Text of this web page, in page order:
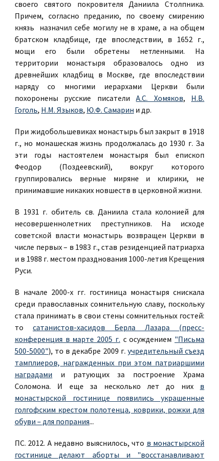
своего святого покровителя Даниила Столпника.
Причем, согласно преданию, по своему смирению
князь назначил себе могилу не в храме, а на общем
братском кладбище, где впоследствии, в 1652 г.,
мощи его были обретены нетленными. На
территории монастыря образовалось одно из
древнейших кладбищ в Москве, где впоследствии
наряду со многими иерархами Церкви были
похоронены русские писателиА.С. Хомяков, Н.В.
Гоголь, Н.М. Языков, Ю.Ф. Самарин и др.
При жидобольшевиках монастырь был закрыт в 1918
г., но монашеская жизнь продолжалась до 1930 г. За
эти годы настоятелем монастыря был епископ
Феодор (Поздеевский), вокруг которого
группировались верные миряне и клирики, не
принимавшие никаких новшеств в церковной жизни.
В 1931 г. обитель св. Даниила стала колонией для
несовершеннолетних преступников. На исходе
советской власти монастырь возвращен Церкви в
числе первых – в 1983 г., став резиденцией патриарха
и в 1988 г. местом празднования 1000-летия Крещения
Руси.
В начале 2000-х гг. гостиница монастыря снискала
среди православных сомнительную славу, поскольку
стала принимать в свои стены сомнительных гостей:
то сатанистов-хасидов Берла Лазара (пресс-
конференция в марте 2005 г. с осуждением "Письма
500-5000"), то в декабре 2009 г. учредительный съезд
тамплиеров, награжденных при этом патриаршими
наградами и ратующих за построение Храма
Соломона. И еще за несколько лет до них в
монастырской гостинице появились украшенные
голгофским крестом полотенца, коврики, рожки для
обуви – для попрания...
ПС. 2012. А недавно выяснилось, что в монастырской
гостинице делают аборты и "восстанавливают